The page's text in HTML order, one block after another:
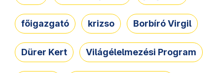
főigazgató krizso Borbíró Virgil
Dürer Kert Világélelmezési Program